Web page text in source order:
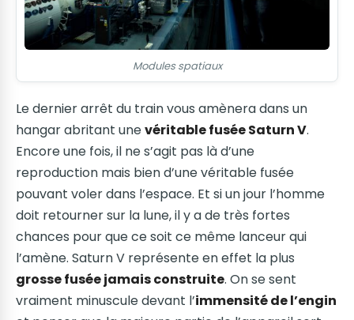
Modules spatiaux
Le dernier arrêt du train vous amènera dans un
hangar abritant unevéritable fusée Saturn V.
Encore une fois, il ne s’agit pas là d’une
reproduction mais bien d’une véritable fusée
pouvant voler dans l’espace. Et si un jour l’homme
doit retourner sur la lune, il y a de très fortes
chances pour que ce soit ce même lanceur qui
l’amène. Saturn V représente en effet la plus
grosse fusée jamais construite. On se sent
vraiment minuscule devant l’immensité de l’engin